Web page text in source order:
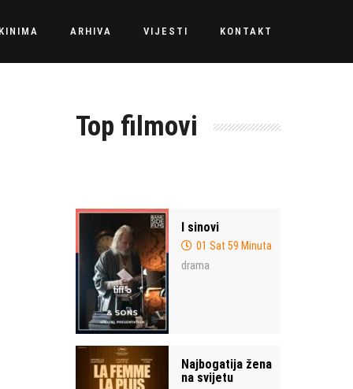
ARHIVA VIJESTI KONTAKT
Top filmovi
I sinovi
01 Sat 59 Minuta
drama
Najbogatija žena
na svijetu